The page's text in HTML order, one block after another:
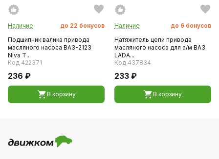
Наличие до 22 бонусов
Подшипник валика привода
масляного насоса ВАЗ-2123
Niva T...
Код 422371
236 ₽
В корзину
Наличие до 6 бонусов
Натяжитель цепи привода
масляного насоса для а/м ВАЗ
LADA...
Код 437834
233 ₽
В корзину